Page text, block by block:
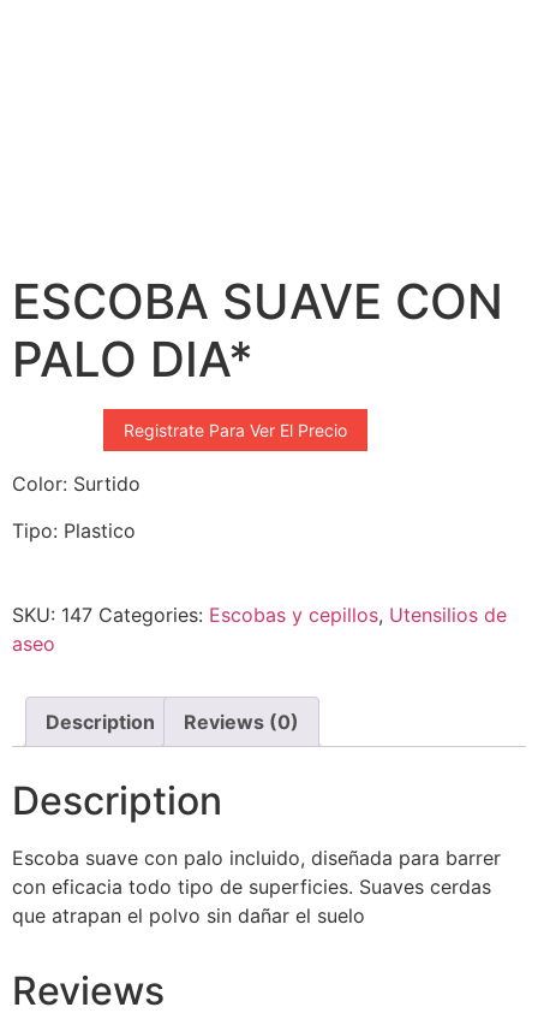
ESCOBA SUAVE CON
PALO DIA*
Registrate Para Ver El Precio
Color: Surtido
Tipo: Plastico
SKU: 147 Categories: Escobas y cepillos, Utensilios de
aseo
Description Reviews (0)
Description
Escoba suave con palo incluido, diseñada para barrer
con eficacia todo tipo de superficies. Suaves cerdas
que atrapan el polvo sin dañar el suelo
Reviews